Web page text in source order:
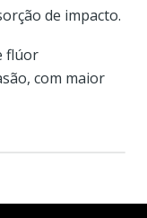
de impacto.
flúor
com maior